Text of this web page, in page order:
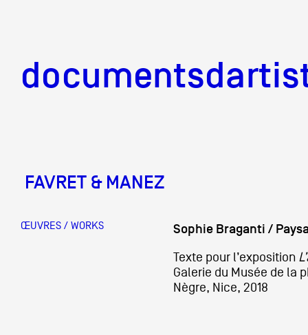
Mission
Équipe
FAVRET & MANEZ
ŒUVRES / WORKS Sophie Braganti /
Texte pour l’exposition
Galerie du Musée de la
Nègre, Nice, 2018